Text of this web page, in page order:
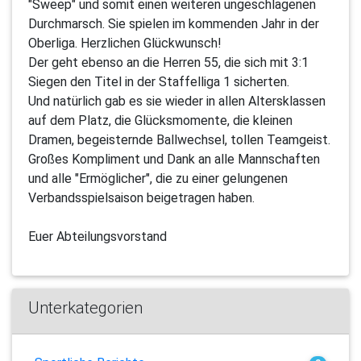
"Sweep" und somit einen weiteren ungeschlagenen
Durchmarsch. Sie spielen im kommenden Jahr in der
Oberliga. Herzlichen Glückwunsch!
Der geht ebenso an die Herren 55, die sich mit 3:1
Siegen den Titel in der Staffelliga 1 sicherten.
Und natürlich gab es sie wieder in allen Altersklassen
auf dem Platz, die Glücksmomente, die kleinen
Dramen, begeisternde Ballwechsel, tollen Teamgeist.
Großes Kompliment und Dank an alle Mannschaften
und alle "Ermöglicher", die zu einer gelungenen
Verbandsspielsaison beigetragen haben.
Euer Abteilungsvorstand
Unterkategorien